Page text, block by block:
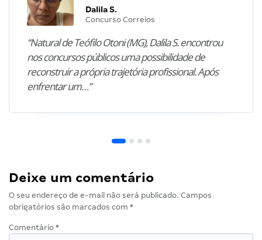
Dalila S.
Concurso Correios
“Natural de Teófilo Otoni (MG), Dalila S. encontrou
nos concursos públicos uma possibilidade de
reconstruir a própria trajetória profissional. Após
enfrentar um…”
Deixe um comentário
O seu endereço de e-mail não será publicado. Campos
obrigatórios são marcados com *
Comentário *